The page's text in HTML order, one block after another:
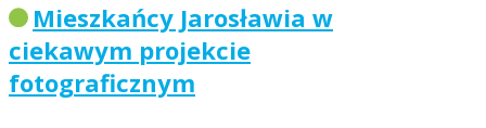
Mieszkańcy Jarosławia w
ciekawym projekcie
fotograficznym